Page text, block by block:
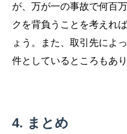
が、万が一の事故で何百
クを背負うことを考えれ
ょう。また、取引先によ
件としているところもあり
まとめ